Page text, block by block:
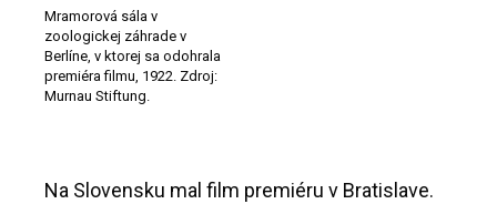
Mramorová sála v
zoologickej záhrade v
Berlíne, v ktorej sa odohrala
premiéra filmu, 1922. Zdroj:
Murnau Stiftung.
Na Slovensku mal film premiéru v Bratislave.